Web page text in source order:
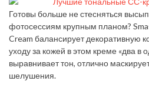
Готовы больше не стесняться
фотосессиям крупным планом?
Cream балансирует декоративную
уходу за кожей в этом креме «два в
выравнивает тон, отлично
шелушения.